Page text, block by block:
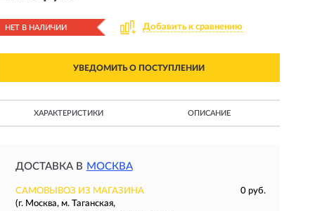
НЕТ В НАЛИЧИИ Добавить к сравнению
УВЕДОМИТЬ О ПОСТУПЛЕНИИ
ХАРАКТЕРИСТИКИ ОПИСАНИЕ
ДОСТАВКА В МОСКВА
САМОВЫВОЗ ИЗ МАГАЗИНА
0 руб.
(г. Москва, м. Таганская,